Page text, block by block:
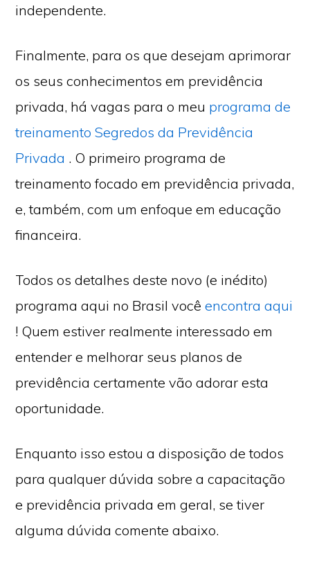
independente.
Finalmente, para os que desejam aprimorar
os seus conhecimentos em previdência
privada, há vagas para o meu programa de
treinamento Segredos da Previdência
Privada . O primeiro programa de
treinamento focado em previdência privada,
e, também, com um enfoque em educação
financeira.
Todos os detalhes deste novo (e inédito)
programa aqui no Brasil vocêencontra aqui
! Quem estiver realmente interessado em
entender e melhorar seus planos de
previdência certamente vão adorar esta
oportunidade.
Enquanto isso estou a disposição de todos
para qualquer dúvida sobre a capacitação
e previdência privada em geral, se tiver
alguma dúvida comente abaixo.